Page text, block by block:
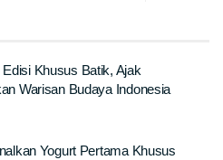
Khusus Batik, Ajak
Warisan Budaya Indonesia
Yogurt Pertama Khusus